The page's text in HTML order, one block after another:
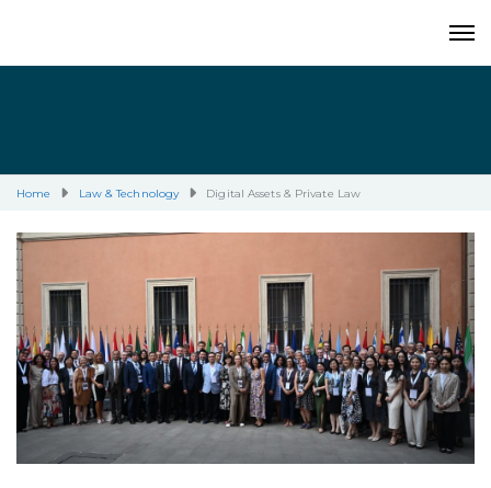
Home Law & Technology Digital Assets & Private Law